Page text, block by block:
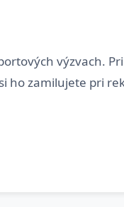
výzvach.
ho zamilujete pri